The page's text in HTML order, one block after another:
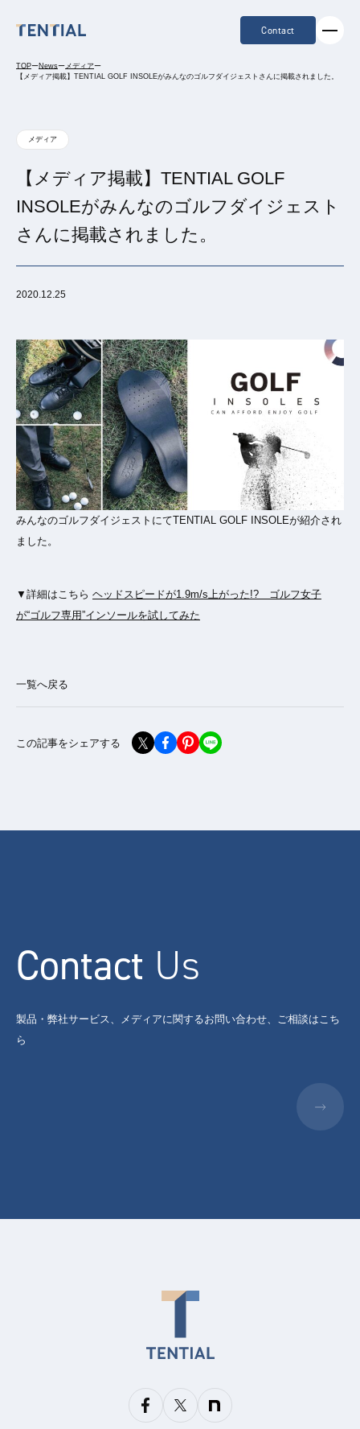
Contact
TOPーNewsーメディアー
【メディア掲載】TENTIAL GOLF INSOLEがみんなのゴルフダイジェストさんに掲載されました。
メディア
【メディア掲載】TENTIAL GOLF
INSOLEがみんなのゴルフダイジェスト
さんに掲載されました。
2020.12.25
みんなのゴルフダイジェストにてTENTIAL GOLF INSOLEが紹介され
ました。
▼詳細はこちら ヘッドスピードが1.9m/s上がった!? ゴルフ女子
が“ゴルフ専用”インソールを試してみた
一覧へ戻る
この記事をシェアする
Contact Us
製品・弊社サービス、メディアに関するお問い合わせ、ご相談はこち
ら